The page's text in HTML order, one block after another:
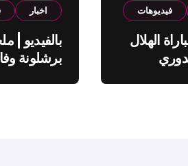
فيديوهات
الهلال
(1-2) الدوري
اخبار
بالفيديو |